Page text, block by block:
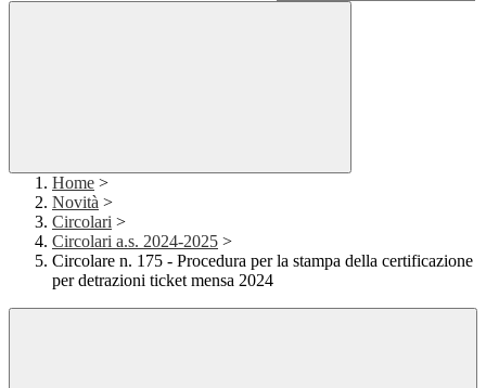
Home >
Novità >
Circolari >
Circolari a.s. 2024-2025 >
Circolare n. 175 - Procedura per la stampa della certificazione
per detrazioni ticket mensa 2024